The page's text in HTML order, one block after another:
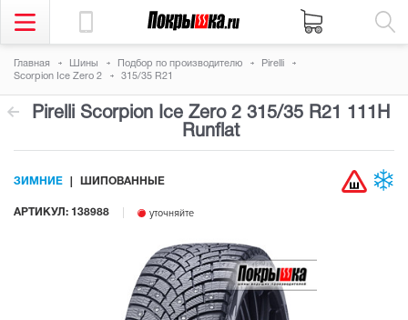
Главная Шины Подбор по производителю
Pirelli
Scorpion Ice Zero 2
315/35 R21
Pirelli Scorpion Ice Zero 2 315/35 R21 111H
Runflat
АРТИКУЛ: 138988 уточняйте
ЗИМНИЕ ШИПОВАННЫЕ